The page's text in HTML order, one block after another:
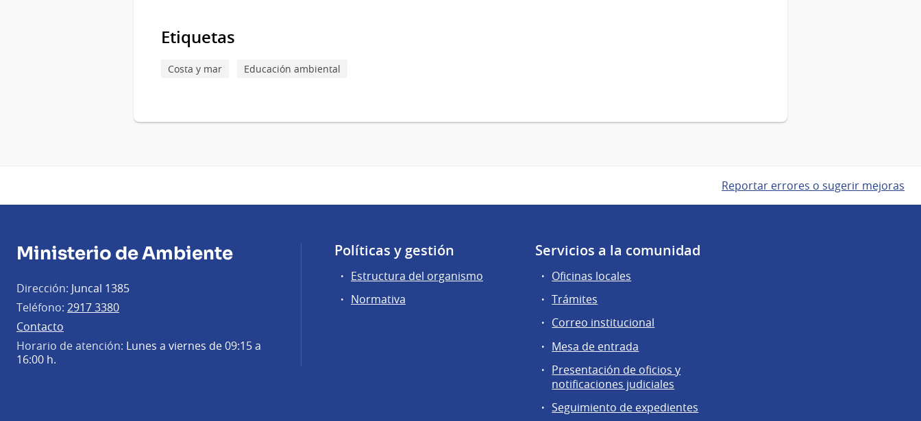
Etiquetas
Costa y mar Educación ambiental
Reportar errores o sugerir mejoras
Ministerio de Ambiente
Dirección: Juncal 1385
Teléfono: 2917 3380
Contacto
Horario de atención: Lunes a viernes de 09:15 a
16:00 h.
Políticas y gestión
Estructura del organismo
Normativa
Servicios a la comunidad
Oficinas locales
Trámites
Correo institucional
Mesa de entrada
Presentación de oficios y
notificaciones judiciales
Seguimiento de expedientes